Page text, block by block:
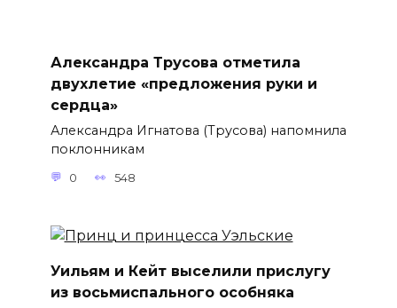
Александра Трусова отметила
двухлетие «предложения руки и
сердца»
Александра Игнатова (Трусова) напомнила
поклонникам
0 548
Уильям и Кейт выселили прислугу
из восьмиспального особняка